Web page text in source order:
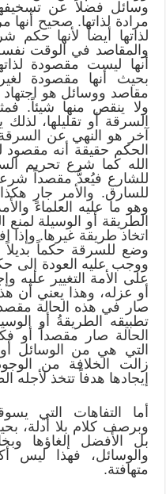
وسائل فضلاً عن
مرادة لذاتها. صحيح أنها
لذاتها أيضاً لأنها
والمقاصد في الوقت
أنها ليست مقصودة
بحيث أنها مقصودة
مقاصد ووسائل هو
ولا ينقص منها شيئاً.
السرقة أو تقليلها،
آخر هو النهي عن
الحكم حقيقة أنه
الله كما شرع تحريم
للشارع فيُعدُّ مقصداً
للسارق. والأمر جارٍ
وهو ما عليه العلماء
الطريقة أو الوسيلة
اتخاذ طريقة غيرها. وإذا
وضع للسرقة حكماً
ووجب عليه العودة إلى
على الأمة التغيير
أو عزله، وهذا يعني أن
صار في هذه الحالة
تطبيقه الطريقةُ أو
الحالة صار مقصداً أو
التي هي من الوسائل
زالت الخلافة من
إيجادها هدفاً تتخذ لأجله
أما التفاهات التي
وبرصف كلام بلا أدلة،
بل الأفضل إلغاؤها
والوسائل، فهذا ليس
متهافتة.